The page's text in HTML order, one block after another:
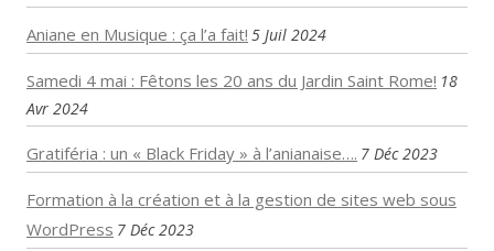
Aniane en Musique : ça l’a fait! 5 Juil 2024
Samedi 4 mai : Fêtons les 20 ans du Jardin Saint Rome! 18
Avr 2024
Gratiféria : un « Black Friday » à l’anianaise…. 7 Déc 2023
Formation à la création et à la gestion de sites web sous
WordPress 7 Déc 2023